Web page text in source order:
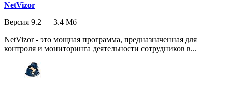
NetVizor
Версия 9.2 — 3.4 Мб
NetVizor - это мощная программа, предназначенная для
контроля и мониторинга деятельности сотрудников в...